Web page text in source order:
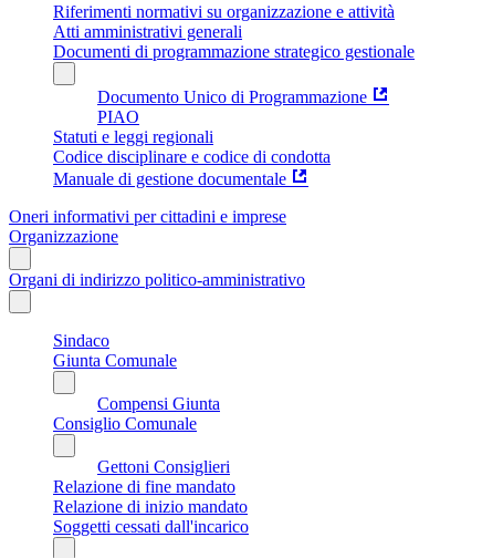
Riferimenti normativi su organizzazione e attività
Atti amministrativi generali
Documenti di programmazione strategico gestionale
Documento Unico di Programmazione
PIAO
Statuti e leggi regionali
Codice disciplinare e codice di condotta
Manuale di gestione documentale
Oneri informativi per cittadini e imprese
Organizzazione
Organi di indirizzo politico-amministrativo
Sindaco
Giunta Comunale
Compensi Giunta
Consiglio Comunale
Gettoni Consiglieri
Relazione di fine mandato
Relazione di inizio mandato
Soggetti cessati dall'incarico